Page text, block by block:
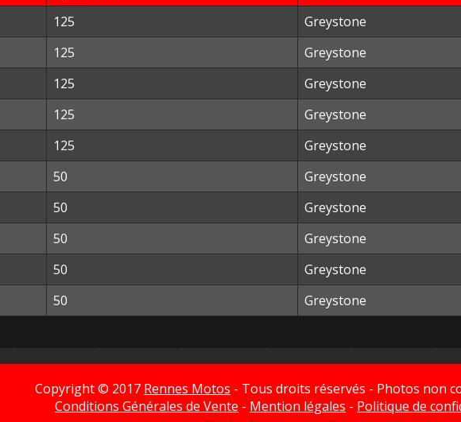
125 Greystone
125 Greystone
125 Greystone
125 Greystone
125 Greystone
50 Greystone
50 Greystone
50 Greystone
50 Greystone
50 Greystone
Copyright © 2017 Rennes Motos - Tous droits réservés - Photos non
Conditions Générales de Vente - Mention légales - Politique de